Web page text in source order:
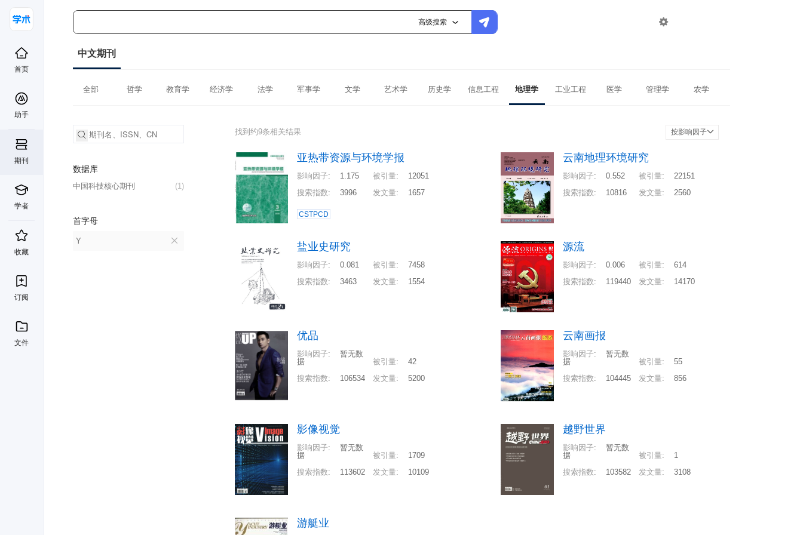
高级搜索 
首页
助手
期刊
学者
收藏
订阅
文件
中文期刊
全部 哲学 教育学 经济学 法学 军事学 文学 艺术学 历史学 信息工程 地理学 工业工程 医学 管理学 农学
数据库
(1)
中国科技核心期刊
首字母
Y
找到约9条相关结果 按影响因子
亚热带资源与环境学报
影响因子: 1.175 被引量:
12051
搜索指数: 3996 发文量: 1657
CSTPCD
云南地理环境研究
影响因子: 0.552 被引量:
22151
搜索指数: 10816 发文量: 2560
盐业史研究
影响因子: 0.081 被引量:
7458
搜索指数: 3463 发文量: 1554
源流
影响因子: 0.006 被引量:
614
搜索指数: 119440 发文量: 14170
优品
影响因子:
暂无数
据
被引量:
42
搜索指数: 106534 发文量: 5200
云南画报
影响因子:
暂无数
据
被引量:
55
搜索指数: 104445 发文量: 856
影像视觉
影响因子:
暂无数
据
被引量:
1709
搜索指数: 113602 发文量: 10109
越野世界
影响因子:
暂无数
据
被引量:
1
搜索指数: 103582 发文量: 3108
游艇业